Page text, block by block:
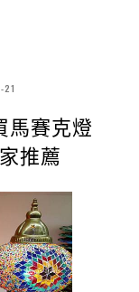
21
馬賽克燈
推薦